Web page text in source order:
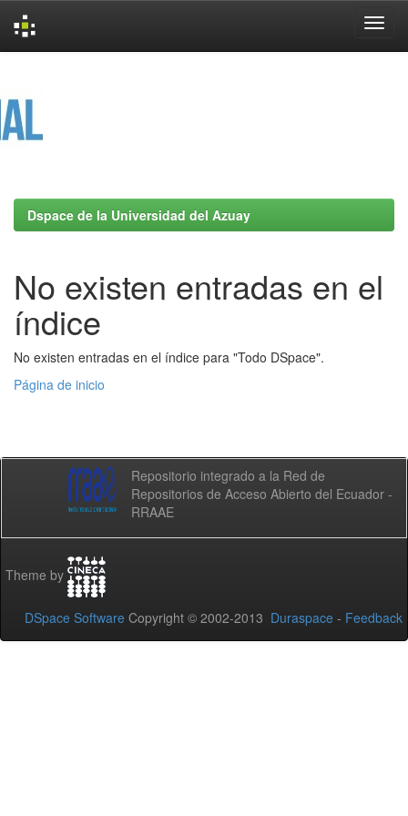
Dspace de la Universidad del Azuay
No existen entradas en el
índice
No existen entradas en el índice para "Todo DSpace".
Página de inicio
Repositorio integrado a la Red de
Repositorios de Acceso Abierto del Ecuador -
RRAAE
Theme by
DSpace Software Copyright © 2002-2013 Duraspace - Feedback